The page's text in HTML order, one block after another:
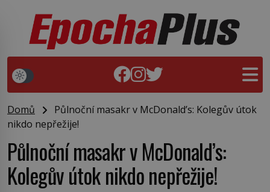
Domů
Půlnoční masakr v McDonald’s: Kolegův útok
nikdo nepřežije!
Půlnoční masakr v McDonald’s:
Kolegův útok nikdo nepřežije!